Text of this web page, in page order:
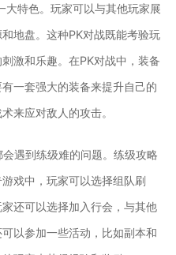
大特色。玩家可以与其他玩家展
地盘。这种PK对战既能考验玩
激和乐趣。在PK对战中，装备
一套强大的装备来提升自己的
来应对敌人的攻击。
遇到练级难的问题。练级攻略
戏中，玩家可以选择组队刷
还可以选择加入行会，与其他
以参加一些活动，比如副本和